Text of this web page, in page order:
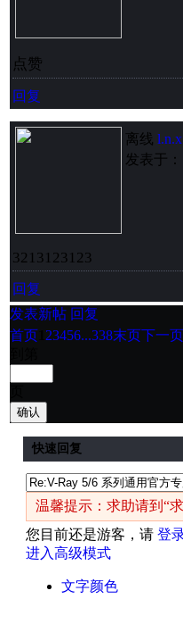
点赞
回复
离线
发表于
3213123123
回复
发表新帖 回复
首页 23456...338末页下一页
确认
快速回复
温馨提示：求助请到“
您目前还是游客，请 登
进入高级模式
文字颜色